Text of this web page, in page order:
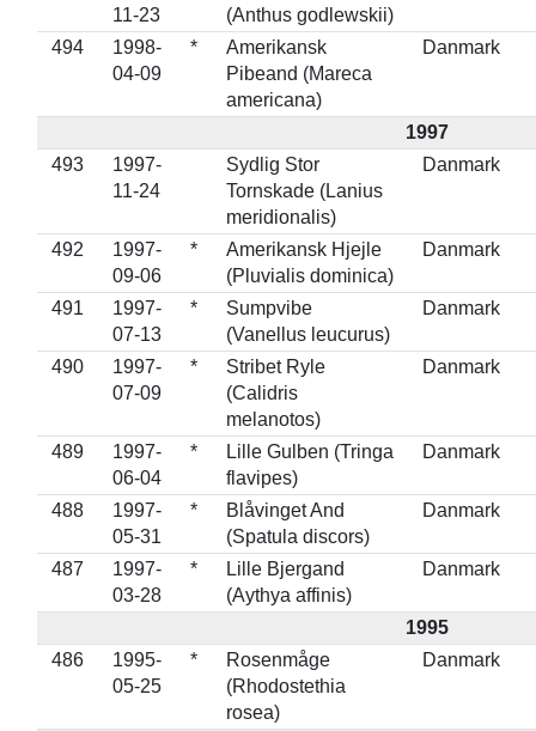
11-23
(Anthus godlewskii)
494
1998-
04-09
*
Amerikansk
Pibeand (Mareca
americana)
Danmark
1997
493
1997-
11-24
Sydlig Stor
Tornskade (Lanius
meridionalis)
Danmark
492
1997-
09-06
*
Amerikansk Hjejle
(Pluvialis dominica)
Danmark
491
1997-
07-13
*
Sumpvibe
(Vanellus leucurus)
Danmark
490
1997-
07-09
*
Stribet Ryle
(Calidris
melanotos)
Danmark
489
1997-
06-04
*
Lille Gulben (Tringa
flavipes)
Danmark
488
1997-
05-31
*
Blåvinget And
(Spatula discors)
Danmark
487
1997-
03-28
*
Lille Bjergand
(Aythya affinis)
Danmark
1995
486
1995-
05-25
*
Rosenmåge
(Rhodostethia
rosea)
Danmark